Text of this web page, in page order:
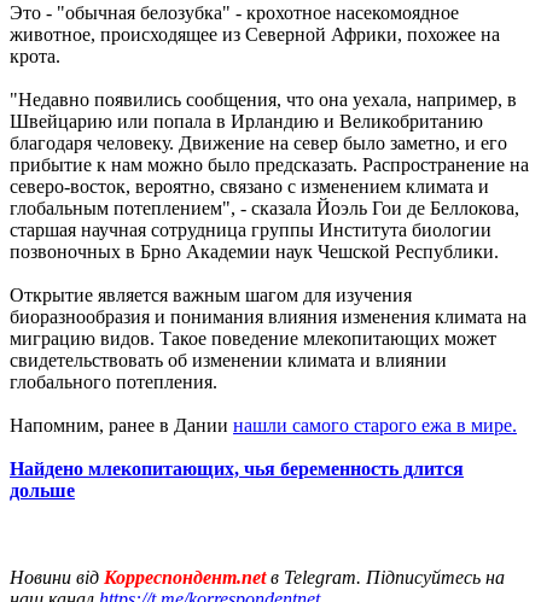
Это - "обычная белозубка" - крохотное насекомоядное
животное, происходящее из Северной Африки, похожее на
крота.
"Недавно появились сообщения, что она уехала, например, в
Швейцарию или попала в Ирландию и Великобританию
благодаря человеку. Движение на север было заметно, и его
прибытие к нам можно было предсказать. Распространение на
северо-восток, вероятно, связано с изменением климата и
глобальным потеплением", - сказала Йоэль Гои де Беллокова,
старшая научная сотрудница группы Института биологии
позвоночных в Брно Академии наук Чешской Республики.
Открытие является важным шагом для изучения
биоразнообразия и понимания влияния изменения климата на
миграцию видов. Такое поведение млекопитающих может
свидетельствовать об изменении климата и влиянии
глобального потепления.
Напомним, ранее в Дании нашли самого старого ежа в мире.
Найдено млекопитающих, чья беременность длится
дольше
Новини від Корреспондент.netв Telegram. Підписуйтесь на